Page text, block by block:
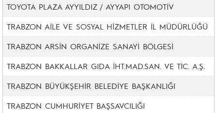
TOYOTA PLAZA AYYILDIZ / AYYAPI OTOMOTİV
TRABZON AİLE VE SOSYAL HİZMETLER İL MÜDÜRLÜĞÜ
TRABZON ARSİN ORGANİZE SANAYİ BÖLGESİ
TRABZON BAKKALLAR GIDA İHT.MAD.SAN. VE TİC. A.Ş.
TRABZON BÜYÜKŞEHİR BELEDİYE BAŞKANLIĞI
TRABZON CUMHURİYET BAŞSAVCILIĞI